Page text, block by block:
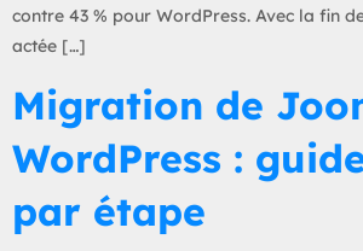
contre 43 % pour WordPress. Avec la fin
actée […]
Migration de
WordPress :
par étape